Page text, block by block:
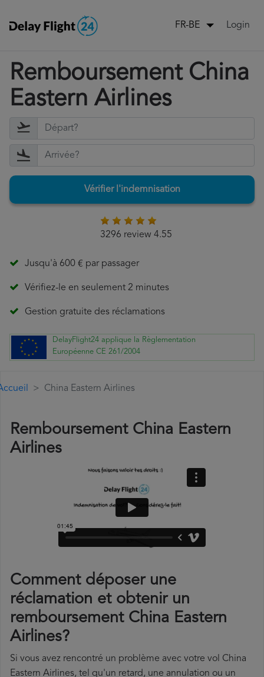
FR-BE Login
Remboursement China
Eastern Airlines
Vérifier l'indemnisation
3296 review 4.55
Jusqu'à 600 € par passager
Vérifiez-le en seulement 2 minutes
Gestion gratuite des réclamations
DelayFlight24 applique la Règlementation
Européenne CE 261/2004
China Eastern Airlines
Remboursement China Eastern
Airlines
Comment déposer une
réclamation et obtenir un
remboursement China Eastern
Airlines?
Si vous avez rencontré un problème avec votre vol China
Eastern Airlines, tel qu'un retard, une annulation ou un